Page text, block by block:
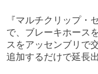
『マルチクリップ・
で、ブレーキホース
スをアッセンブリで
追加するだけで延長